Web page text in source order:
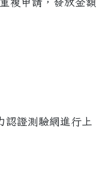
創作比賽」活動
認證測驗網進行上